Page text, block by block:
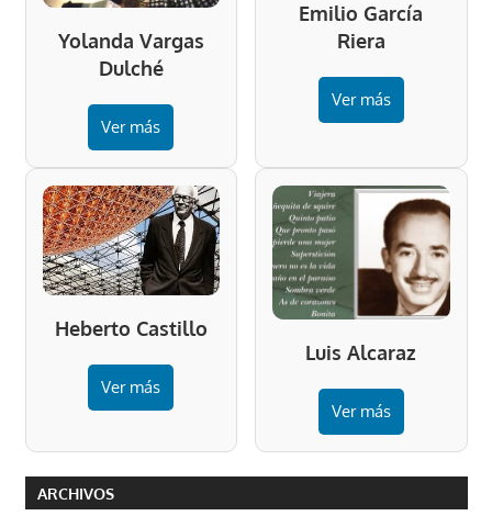
Yolanda Vargas
Dulché
Ver más
Emilio García
Riera
Ver más
Heberto Castillo
Ver más
Luis Alcaraz
Ver más
ARCHIVOS